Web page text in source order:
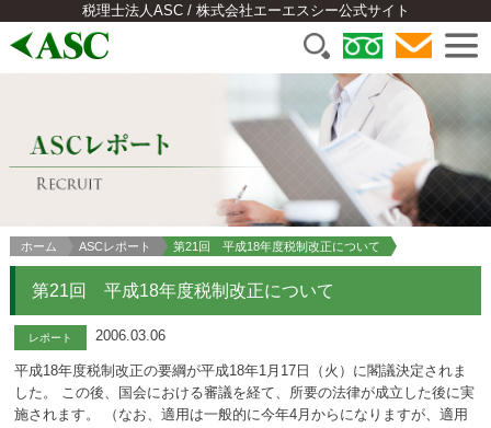
税理士法人ASC / 株式会社エーエスシー公式サイト
ホーム ASCレポート 第21回 平成18年度税制改正について
第21回 平成18年度税制改正について
レポート 2006.03.06
平成18年度税制改正の要綱が平成18年1月17日（火）に閣議決定されま
した。 この後、国会における審議を経て、所要の法律が成立した後に実
施されます。 （なお、適用は一般的に今年4月からになりますが、適用